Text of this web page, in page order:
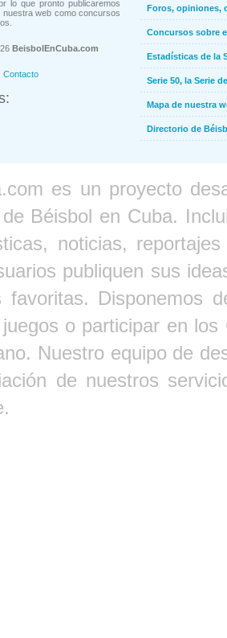
lo que pronto publicaremos
web como concursos
BeisbolEnCuba.com
Contacto
Foros, opiniones,
Concursos sobre
Estadísticas de la
Serie 50, la Serie
Mapa de nuestra
Directorio de
es un proyecto
Béisbol en Cuba.
noticias,
publiquen sus
favoritas. Disponemos
o participar en
Nuestro equipo de
de nuestros